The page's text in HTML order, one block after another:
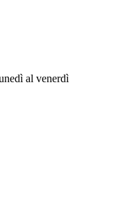
al venerdì